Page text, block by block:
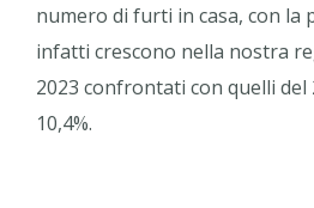
numero di furti in casa, con la
infatti crescono nella nostra
2023 confrontati con quelli del
10,4%.